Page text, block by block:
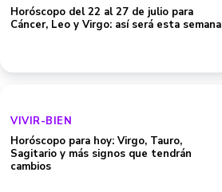
Horóscopo del 22 al 27 de julio para
Cáncer, Leo y Virgo: así será esta semana
VIVIR-BIEN
Horóscopo para hoy: Virgo, Tauro,
Sagitario y más signos que tendrán
cambios